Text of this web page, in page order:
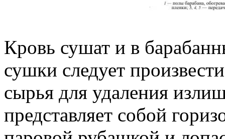
Кровь сушат и в
сушки следует
сырья для удаления
представляет собой